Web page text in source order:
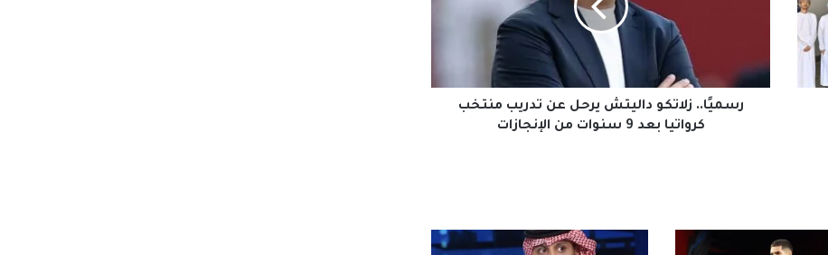
كرواتيا
بعد
رسميًا.. زلاتكو داليتش يرحل عن تدريب منتخب
كرواتيا بعد 9 سنوات من الإنجازات